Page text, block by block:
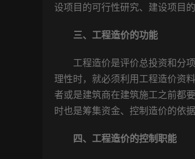
设项目的可行性研究、建设项目
三、工程造价的功能
工程造价是评价总投资和分项
理性时，就必须利用工程造价资
者或是建筑商在建筑施工之前都
时也是筹集资金、控制造价的依据
四、工程造价的控制职能